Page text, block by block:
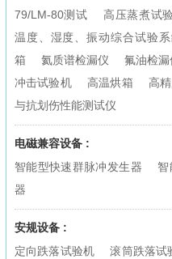
79/LM-80测试
高压蒸煮试
温度、湿度、振动综合试验
箱
氦质谱检漏仪 氟油检漏
冲击试验机
高温烘箱 高
与抗划伤性能测试仪
电磁兼容设备 :
智能型快速群脉冲发生器
智
器
安规设备 :
定向跌落试验机
滚筒跌落试